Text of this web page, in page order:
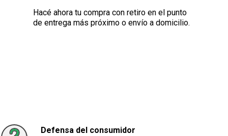
Hacé ahora tu compra con retiro en el punto
de entrega más próximo o envío a domicilio.
Defensa del consumidor